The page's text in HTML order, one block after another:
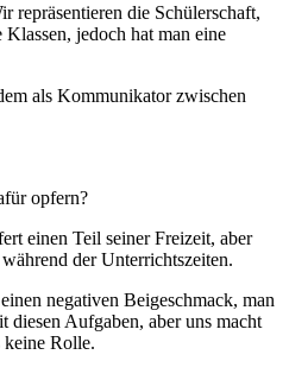
repräsentieren die Schülerschaft,
jedoch hat man eine
als Kommunikator zwischen
opfern?
einen Teil seiner Freizeit, aber
der Unterrichtszeiten.
negativen Beigeschmack, man
Aufgaben, aber uns macht
keine Rolle.